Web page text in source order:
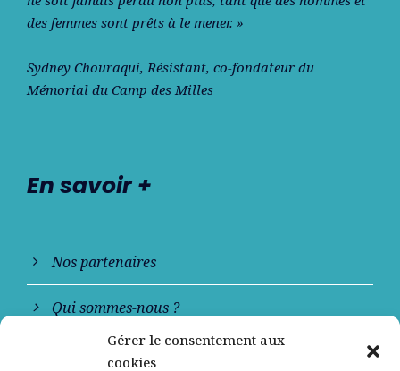
Gérer le consentement aux
cookies
des femmes sont prêts à le mener. »
Sydney Chouraqui, Résistant, co-fondateur du
Mémorial du Camp des Milles
En savoir +
Nos partenaires
Qui sommes-nous ?
Contactez-nous